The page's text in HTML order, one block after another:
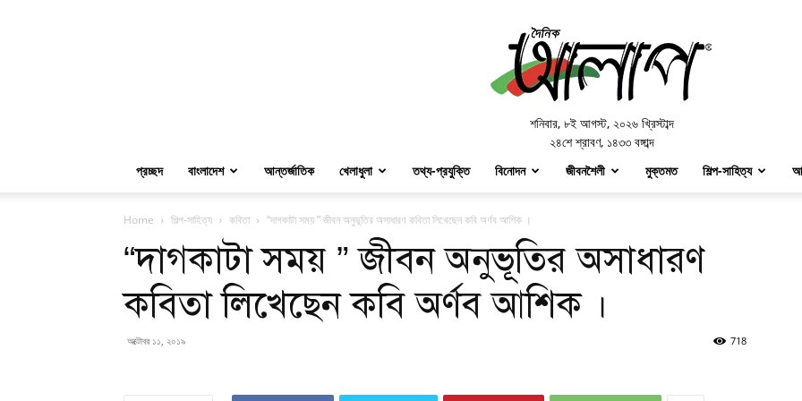
Alap
শনিবার, ৮ই আগস্ট, ২০২৬ খ্রিস্টাব্দ
২৪শে শ্রাবণ, ১৪৩৩ বঙ্গাব্দ
প্রচ্ছদ
বাংলাদেশ আন্তর্জাতিক খেলাধুলা তথ্য-প্রযুক্তি বিনোদন জীবনশৈলী মুক্তমত শিল্প-সাহিত্য
Home শিল্প-সাহিত্য কবিতা “দাগকাটা সময় ” জীবন অনুভূতির অসাধারণ কবিতা লিখেছেন কবি অর্ণব আশিক ।
“দাগকাটা সময় ” জীবন অনুভূতির অসাধারণ
কবিতা লিখেছেন কবি অর্ণব আশিক ।
অক্টোবর ১১, ২০১৯ 718